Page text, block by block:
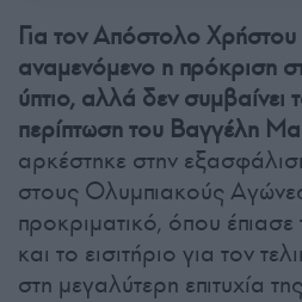
Για τον Απόστολο Χρήστου
αναμενόμενο η πρόκριση
ύπτιο, αλλά δεν συμβαίνει
περίπτωση του Βαγγέλη
αρκέστηκε στην
στους Ολυμπιακούς
προκριματικό, όπου
και το εισιτήριο για τον
στη μεγαλύτερη επιτυχία